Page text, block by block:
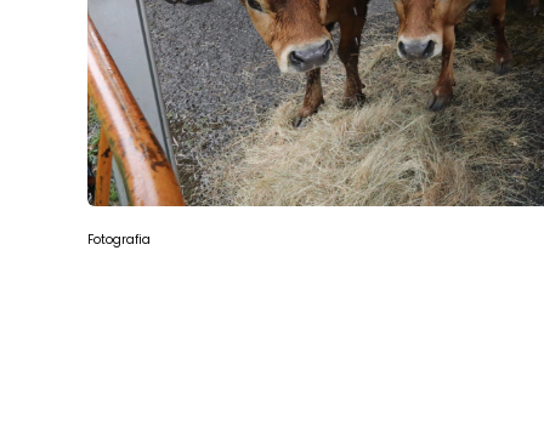
Fotografia